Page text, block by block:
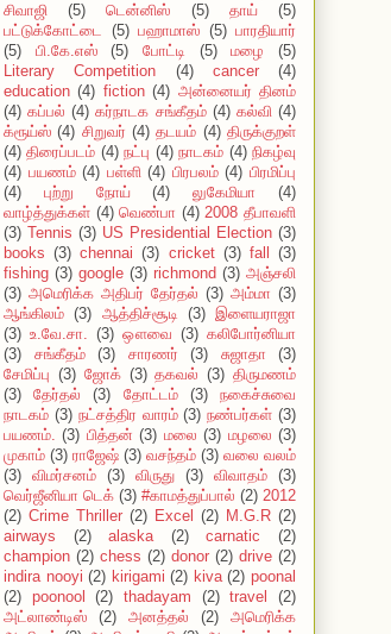
சிவாஜி
(5) டென்னிஸ் (5) தாய்
(5)
பட்டுக்கோட்டை
(5) பஹாமாஸ் (5) பாரதியார்
(5)
பி.கே.எஸ் (5) போட்டி (5) மழை
(5)
Literary Competition
(4) cancer
(4)
education (4) fiction (4) அன்னையர் தினம்
(4) கப்பல் (4) கர்நாடக சங்கீதம் (4) கல்வி (4)
க்ரூய்ஸ் (4) சிறுவர் (4) தடயம் (4) திருக்குறள்
(4) திரைப்படம் (4) நட்பு (4) நாடகம் (4) நிகழ்வு
(4) பயணம் (4) பள்ளி (4) பிரபலம் (4) பிரமிப்பு
(4)
புற்று நோய் (4) லுகேமியா
(4)
வாழ்த்துக்கள் (4) வெண்பா (4) 2008 தீபாவளி
(3) Tennis (3) US Presidential Election (3)
books (3) chennai (3) cricket (3) fall
(3)
fishing (3) google (3) richmond (3) அஞ்சலி
(3) அமெரிக்க அதிபர் தேர்தல் (3) அம்மா (3)
ஆங்கிலம் (3) ஆத்திச்சூடி (3) இளையராஜா
(3) உ.வே.சா. (3) ஔவை (3) கலிபோர்னியா
(3)
சங்கீதம் (3) சாரணர் (3) சுஜாதா
(3)
சேமிப்பு (3) ஜோக் (3) தகவல் (3) திருமணம்
(3)
தேர்தல் (3) தோட்டம் (3)
நகைச்சுவை
நாடகம் (3) நட்சத்திர வாரம் (3) நண்பர்கள் (3)
பயணம்.
(3) பித்தன் (3) மலை (3) மழலை (3)
முகாம் (3) ராஜேஷ் (3) வசந்தம் (3) வலை வலம்
(3)
விமர்சனம் (3) விருது (3) விவாதம்
(3)
வெர்ஜீனியா டெக் (3) #காமத்துப்பால் (2) 2012
(2) Crime Thriller (2) Excel (2) M.G.R (2)
airways
(2) alaska (2) carnatic
(2)
champion (2) chess (2) donor (2) drive (2)
indira nooyi (2) kirigami (2) kiva (2) poonal
(2)
poonool (2) thadayam (2) travel
(2)
அட்லாண்டிஸ்
(2) அனத்தல் (2)
அமெரிக்க